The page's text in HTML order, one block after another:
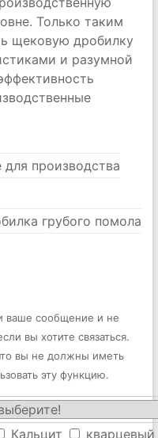
Только таким
щековую дробилку
и разумной
производства
грубого помола
ваше сообщение и не
вы хотите связаться.
вы не должны иметь
эту функцию.
Кальцит
кварцевый